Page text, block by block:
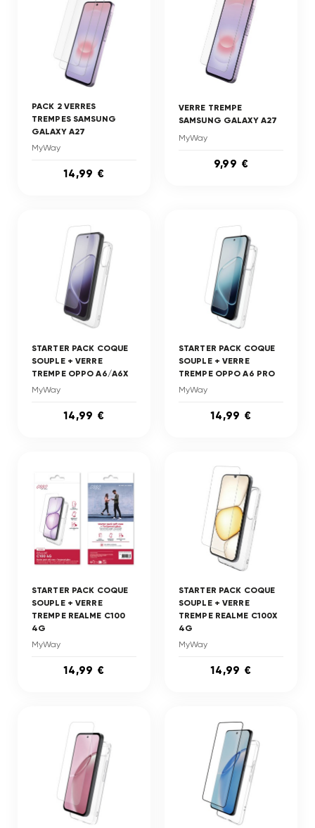
PACK 2 VERRES
TREMPES SAMSUNG
GALAXY A27
MyWay
14,99 €
VERRE TREMPE
SAMSUNG GALAXY A27
MyWay
9,99 €
STARTER PACK COQUE
SOUPLE + VERRE
TREMPE OPPO A6/A6X
MyWay
14,99 €
STARTER PACK COQUE
SOUPLE + VERRE
TREMPE OPPO A6 PRO
MyWay
14,99 €
STARTER PACK COQUE
SOUPLE + VERRE
TREMPE REALME C100
4G
MyWay
14,99 €
STARTER PACK COQUE
SOUPLE + VERRE
TREMPE REALME C100X
4G
MyWay
14,99 €